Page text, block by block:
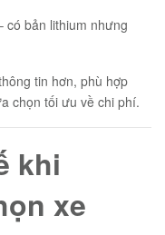
có bản lithium nhưng
tin hơn, phù hợp
chọn tối ưu về chi phí.
khi
xe